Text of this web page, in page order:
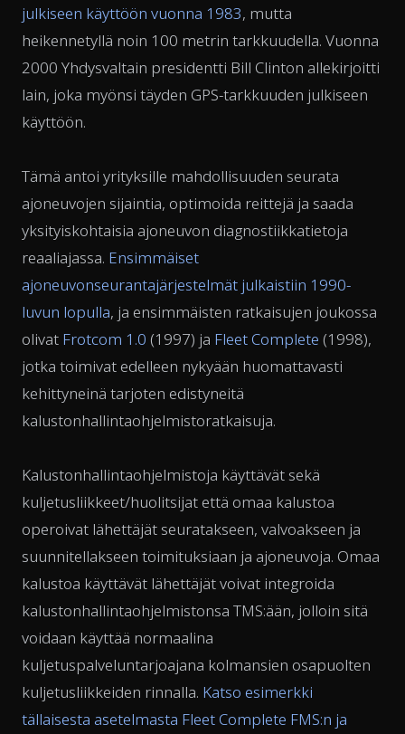
julkiseen käyttöön vuonna 1983, mutta
heikennetyllä noin 100 metrin tarkkuudella. Vuonna
2000 Yhdysvaltain presidentti Bill Clinton allekirjoitti
lain, joka myönsi täyden GPS-tarkkuuden julkiseen
käyttöön.
Tämä antoi yrityksille mahdollisuuden seurata
ajoneuvojen sijaintia, optimoida reittejä ja saada
yksityiskohtaisia ajoneuvon diagnostiikkatietoja
reaaliajassa. Ensimmäiset
ajoneuvonseurantajärjestelmät julkaistiin 1990-
luvun lopulla, ja ensimmäisten ratkaisujen joukossa
olivat Frotcom 1.0 (1997) ja Fleet Complete (1998),
jotka toimivat edelleen nykyään huomattavasti
kehittyneinä tarjoten edistyneitä
kalustonhallintaohjelmistoratkaisuja.
Kalustonhallintaohjelmistoja käyttävät sekä
kuljetusliikkeet/huolitsijat että omaa kalustoa
operoivat lähettäjät seuratakseen, valvoakseen ja
suunnitellakseen toimituksiaan ja ajoneuvoja. Omaa
kalustoa käyttävät lähettäjät voivat integroida
kalustonhallintaohjelmistonsa TMS:ään, jolloin sitä
voidaan käyttää normaalina
kuljetuspalveluntarjoajana kolmansien osapuolten
kuljetusliikkeiden rinnalla. Katso esimerkki
tällaisesta asetelmasta Fleet Complete FMS:n ja